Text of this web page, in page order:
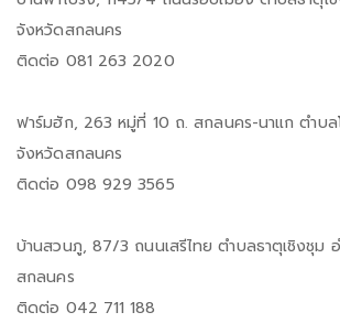
จังหวัดสกลนคร
ติดต่อ 081 263 2020
ฟาร์มฮัก, 263 หมู่ที่ 10 ถ. สกลนคร-นาแก ตำบล
จังหวัดสกลนคร
ติดต่อ 098 929 3565
บ้านสวนภู, 87/3 ถนนเสรีไทย ตำบลธาตุเชิงชุม
สกลนคร
ติดต่อ 042 711 188